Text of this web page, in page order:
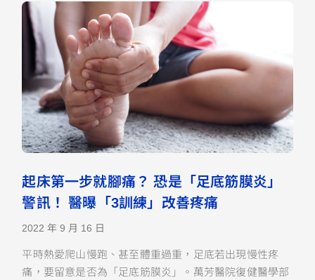
起床第一步就腳痛？ 恐是「足底筋膜炎」
警訊！ 醫曝「3訓練」改善疼痛
2022 年 9 月 16 日
平時熱愛爬山慢跑、甚至體重過重，足底若出現慢性疼
痛，要留意是否為「足底筋膜炎」。萬芳醫院復健醫學部